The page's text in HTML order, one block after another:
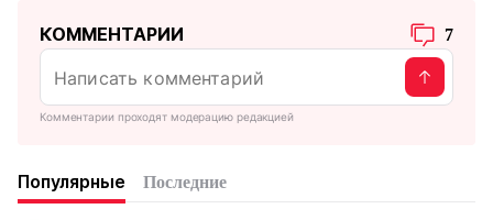
КОММЕНТАРИИ 7
Комментарии проходят модерацию редакцией
Популярные Последние